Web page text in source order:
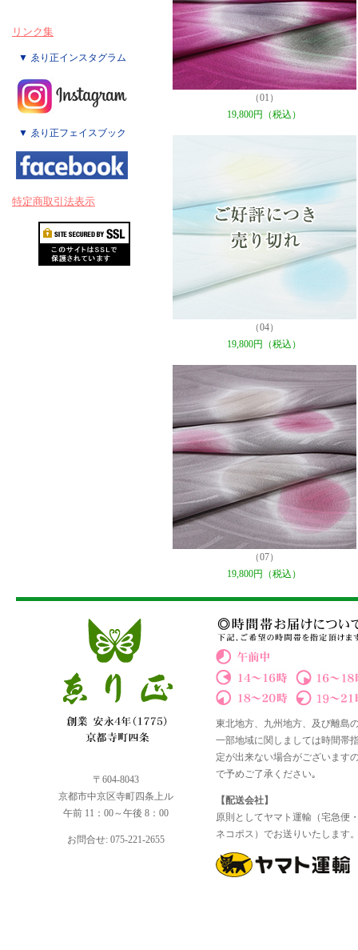
リンク集
▼ ゑり正インスタグラム
▼ ゑり正フェイスブック
特定商取引法表示
（01）
19,800円（税込）
（04）
19,800円（税込）
（07）
19,800円（税込）
〒604-8043
京都市中京区寺町四条上ル
午前 11：00～午後 8：00
お問合せ: 075-221-2655
東北地方、九州地方、及び離島
一部地域に関しましては時間帯
定が出来ない場合がございます
で予めご了承ください｡
【配送会社】
原則としてヤマト運輸（宅急便
ネコポス）でお送りいたします